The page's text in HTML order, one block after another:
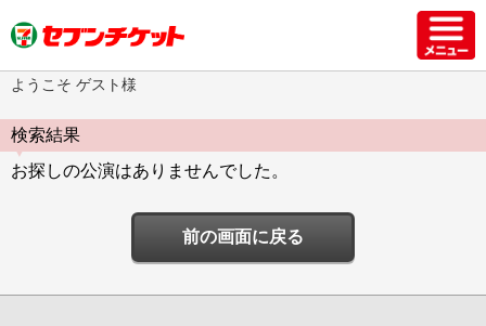
ようこそ ゲスト様
検索結果
お探しの公演はありませんでした。
前の画面に戻る